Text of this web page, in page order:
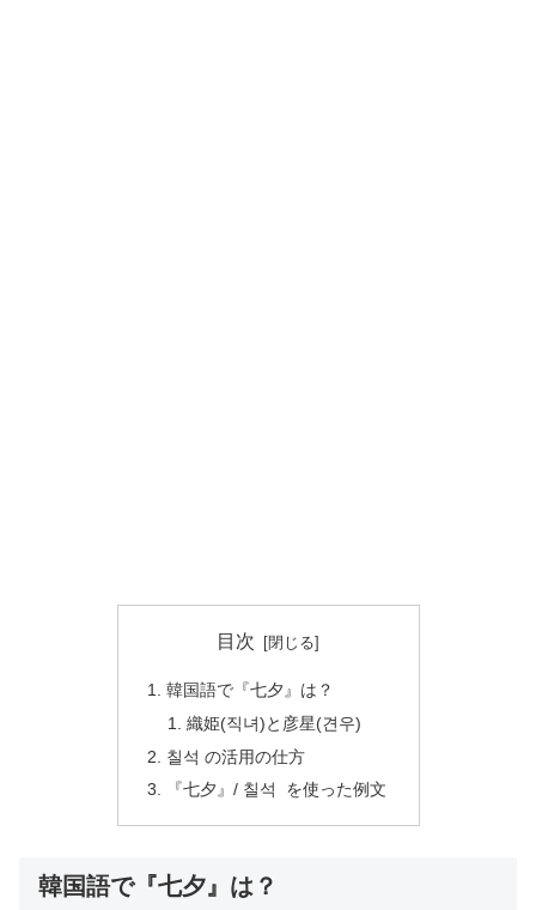
目次
韓国語で『七夕』は？
織姫(직녀)と彦星(견우)
칠석 の活用の仕方
『七夕』/ 칠석 を使った例文
韓国語で『七夕』は？